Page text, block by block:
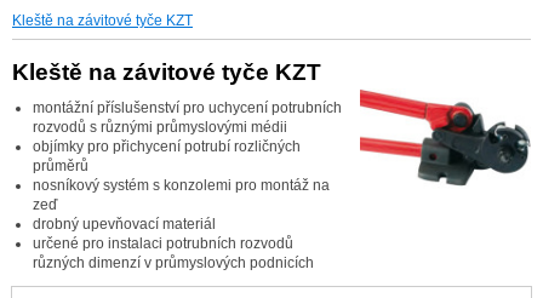
Kleště na závitové tyče KZT
Kleště na závitové tyče KZT
montážní příslušenství pro uchycení potrubních
rozvodů s různými průmyslovými médii
objímky pro přichycení potrubí rozličných
průměrů
nosníkový systém s konzolemi pro montáž na
zeď
drobný upevňovací materiál
určené pro instalaci potrubních rozvodů
různých dimenzí v průmyslových podnicích